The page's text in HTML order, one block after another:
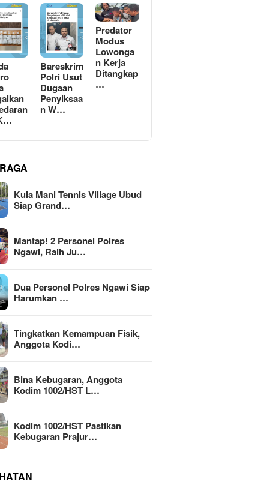
Bareskrim
Polri Usut
Dugaan
Penyiksaa
n W…
Predator
Modus
Lowonga
n Kerja
Ditangkap
…
Kula Mani Tennis Village Ubud
Siap Grand…
Mantap! 2 Personel Polres
Ngawi, Raih Ju…
Dua Personel Polres Ngawi Siap
Harumkan …
Tingkatkan Kemampuan Fisik,
Anggota Kodi…
Bina Kebugaran, Anggota
Kodim 1002/HST L…
Kodim 1002/HST Pastikan
Kebugaran Prajur…